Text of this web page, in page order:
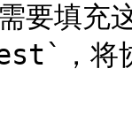
要填充
，将